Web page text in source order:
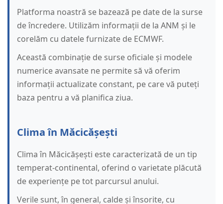
Platforma noastră se bazează pe date de la surse
de încredere. Utilizăm informații de la ANM și le
corelăm cu datele furnizate de ECMWF.
Această combinație de surse oficiale și modele
numerice avansate ne permite să vă oferim
informații actualizate constant, pe care vă puteți
baza pentru a vă planifica ziua.
Clima în Măcicășești
Clima în Măcicășești este caracterizată de un tip
temperat-continental, oferind o varietate plăcută
de experiențe pe tot parcursul anului.
Verile sunt, în general, calde și însorite, cu